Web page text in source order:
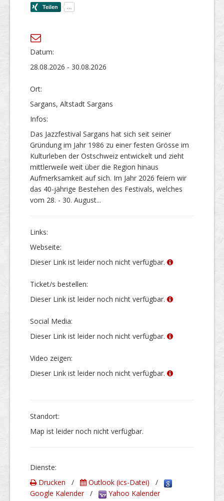
Datum:
28.08.2026 - 30.08.2026
Ort:
Sargans, Altstadt Sargans
Infos:
Das Jazzfestival Sargans hat sich seit seiner
Gründung im Jahr 1986 zu einer festen Grösse im
Kulturleben der Ostschweiz entwickelt und zieht
mittlerweile weit über die Region hinaus
Aufmerksamkeit auf sich. Im Jahr 2026 feiern wir
das 40-jährige Bestehen des Festivals, welches
vom 28. - 30. August...
Links:
Webseite:
Dieser Link ist leider noch nicht verfügbar.
Ticket/s bestellen:
Dieser Link ist leider noch nicht verfügbar.
Social Media:
Dieser Link ist leider noch nicht verfügbar.
Video zeigen:
Dieser Link ist leider noch nicht verfügbar.
Stand­ort:
Map ist leider noch nicht verfügbar.
Dienste:
Drucken / Outlook (ics-Datei) /
Google Kalender/ Yahoo Kalender